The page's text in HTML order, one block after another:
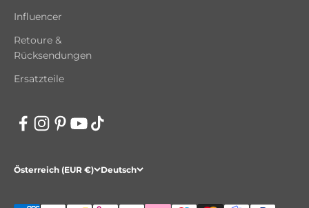
Influencer
Retoure &
Rücksendungen
Ersatzteile
Österreich (EUR €) Deutsch